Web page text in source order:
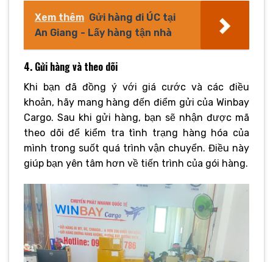
Xem thêm Gửi hàng đi ÚC tại
An Giang - Lấy hàng tận nhà
4. Gửi hàng và theo dõi
Khi bạn đã đồng ý với giá cước và các điều
khoản, hãy mang hàng đến điểm gửi của Winbay
Cargo. Sau khi gửi hàng, bạn sẽ nhận được mã
theo dõi để kiểm tra tình trạng hàng hóa của
mình trong suốt quá trình vận chuyển. Điều này
giúp bạn yên tâm hơn về tiến trình của gói hàng.